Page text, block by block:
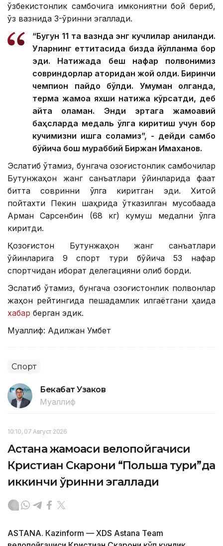
ўзбекистонлик самбочига имкониятни бой бериб,
ўз вазнида 3-ўринни эгаллади.
“Бугун 11 та вазнда энг кучлилар аниқланди.
Уларнинг еттитасида бизда йўлланма бор
эди. Натижада беш нафар полвонимиз
совриндорлар қаторидан жой олди. Биринчи
чемпион пайдо бўлди. Умуман олганда,
терма жамоа яхши натижа кўрсатди, деб
айта оламан. Энди эртага жамоавий
баҳсларда медаль қўлга киритиш учун бор
кучимизни ишга соламиз”, - дейди самбо
бўйича бош мураббий Биржан Имаханов.
Эслатиб ўтамиз, бунгача қозоғистонлик самбочилар
Бутунжаҳон жанг санъатлари ўйинларида фақат
битта совринни қўлга киритган эди. Хитой
пойтахти Пекин шаҳрида ўтказилган мусобақада
Арман Сарсенбин (68 кг) кумуш медални қўлга
киритди.
Қозоғистон Бутунжаҳон жанг санъатлари
ўйинларига 9 спорт тури бўйича 53 нафар
спортчидан иборат делегацияни олиб борди.
Эслатиб ўтамиз, бунгача қозоғистонлик полвонлар
жаҳон рейтингида пешқадамлик қилгаётгани ҳақида
хабар берган эдик.
Муаллиф: Адилжан Умбет
Спорт
Бекабат Узаков
Муаллиф
10:10, 07 Август 2026
Астана жамоаси велопойгачиси
Кристиан Скарони “Польша тури”да
иккинчи ўринни эгаллади
ASTANА. Кazinform — XDS Astana Team